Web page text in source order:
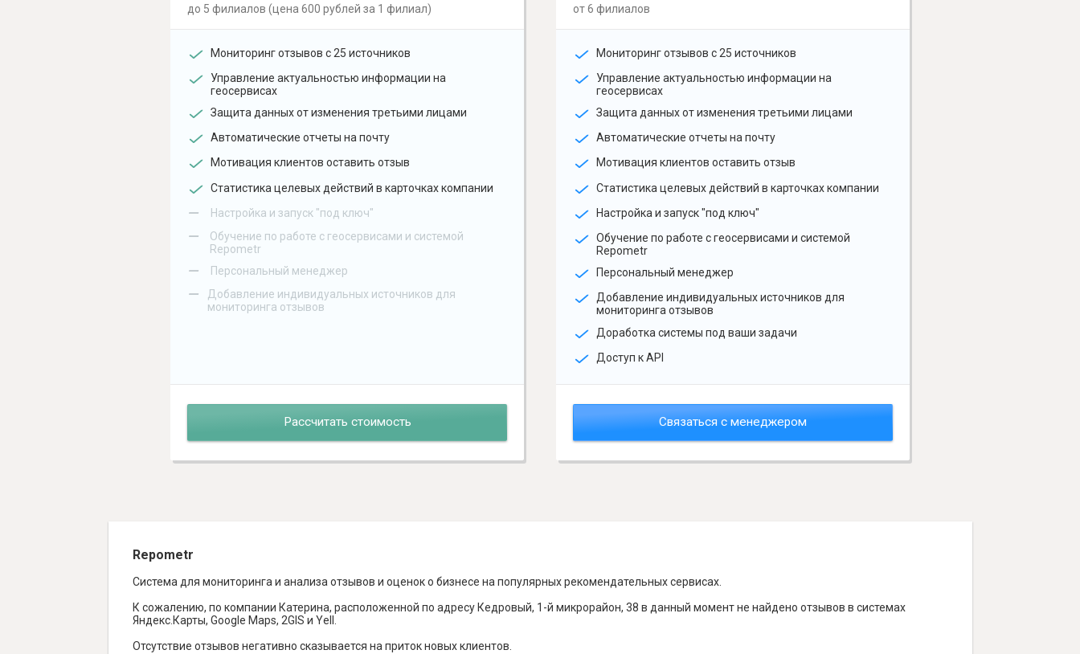
до 5 филиалов (цена 600 рублей за 1 филиал)
Мониторинг отзывов с 25 источников
Управление актуальностью информации на
геосервисах
Защита данных от изменения третьими лицами
Автоматические отчеты на почту
Мотивация клиентов оставить отзыв
Статистика целевых действий в карточках компании
– Настройка и запуск "под ключ"
–
Обучение по работе с геосервисами и системой
Repometr
– Персональный менеджер
–
Добавление индивидуальных источников для
мониторинга отзывов
Рассчитать стоимость
от 6 филиалов
Мониторинг отзывов с 25 источников
Управление актуальностью информации на
геосервисах
Защита данных от изменения третьими лицами
Автоматические отчеты на почту
Мотивация клиентов оставить отзыв
Статистика целевых действий в карточках компании
Настройка и запуск "под ключ"
Обучение по работе с геосервисами и системой
Repometr
Персональный менеджер
Добавление индивидуальных источников для
мониторинга отзывов
Доработка системы под ваши задачи
Доступ к API
Связаться с менеджером
Repometr
Система для мониторинга и анализа отзывов и оценок о бизнесе на популярных рекомендательных сервисах.
К сожалению, по компании Катерина, расположенной по адресу Кедровый, 1-й микрорайон, 38 в данный момент не найдено отзывов в системах
Яндекс.Карты, Google Maps, 2GIS и Yell.
Отсутствие отзывов негативно сказывается на приток новых клиентов.